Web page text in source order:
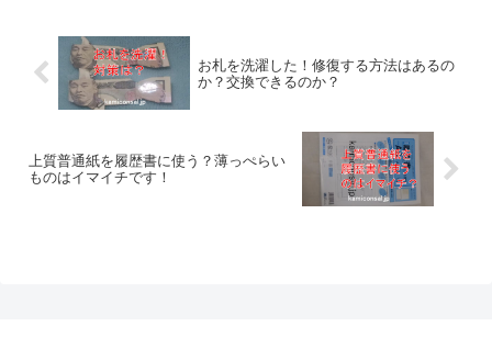
お札を洗濯した！修復する方法はあるの
か？交換できるのか？
上質普通紙を履歴書に使う？薄っぺらい
ものはイマイチです！